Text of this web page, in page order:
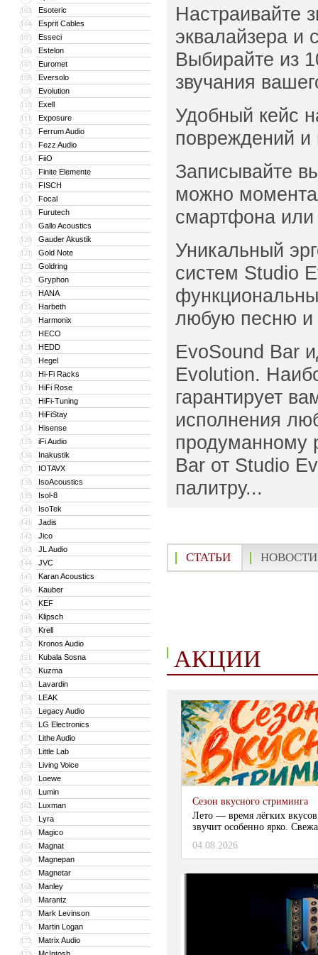
103 Esoteric
104 Esprit Cables
105 Esseci
106 Estelon
107 Euromet
108 Eversolo
109 Evolution
110 Exell
111 Exposure
112 Ferrum Audio
113 Fezz Audio
114 FiiO
115 Finite Elemente
116 FISCH
117 Focal
118 Furutech
119 Gallo Acoustics
120 Gauder Akustik
121 Gold Note
122 Goldring
123 Gryphon
124 HANA
125 Harbeth
126 Harmonix
127 HECO
128 HEDD
129 Hegel
130 Hi-Fi Racks
131 HiFi Rose
132 HiFi-Tuning
133 HiFiStay
134 Hisense
135 iFi Audio
136 Inakustik
137 IOTAVX
138 IsoAcoustics
139 Isol-8
140 IsoTek
141 Jadis
142 Jico
143 JL Audio
144 JVC
145 Karan Acoustics
146 Kauber
147 KEF
148 Klipsch
149 Krell
150 Kronos Audio
151 Kubala Sosna
152 Kuzma
153 Lavardin
154 LEAK
155 Legacy Audio
156 LG Electronics
157 Lithe Audio
158 Little Lab
159 Living Voice
160 Loewe
161 Lumin
162 Luxman
163 Lyra
164 Magico
165 Magnat
166 Magnepan
167 Magnetar
168 Manley
169 Marantz
170 Mark Levinson
171 Martin Logan
172 Matrix Audio
Настраивайте
эквалайзера и
Выбирайте из
звучания
Удобный кейс
повреждений и
Записывайте
можно
смартфона или
Уникальный
систем Studio
любую песню и
EvoSound Bar
Evolution.
гарантирует
исполнения
продуманному
Bar от Studio
палитру...
СТАТЬИ НОВОСТИ
АКЦИИ
Сезон вкусного стриминга
Лето — время лёгких
звучит особенно ярко.
04.08.2026